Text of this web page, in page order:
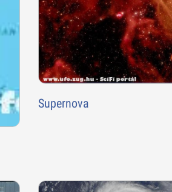
Supernova